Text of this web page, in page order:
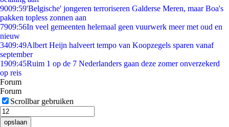
9009:59'Belgische' jongeren terroriseren Galderse Meren, maar Boa's
pakken topless zonnen aan
7909:56In veel gemeenten helemaal geen vuurwerk meer met oud en
nieuw
3409:49Albert Heijn halveert tempo van Koopzegels sparen vanaf
september
1909:45Ruim 1 op de 7 Nederlanders gaan deze zomer onverzekerd
op reis
Forum
Forum
Scrollbar gebruiken
opslaan